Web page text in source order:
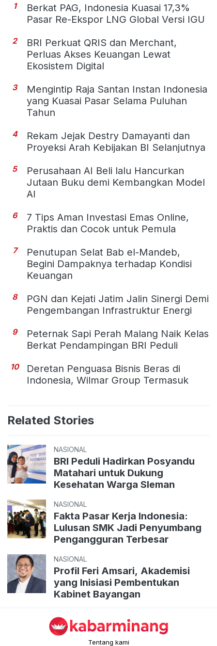
1
Berkat PAG, Indonesia Kuasai 17,3%
Pasar Re-Ekspor LNG Global Versi IGU
2
BRI Perkuat QRIS dan Merchant,
Perluas Akses Keuangan Lewat
Ekosistem Digital
3
Mengintip Raja Santan Instan Indonesia
yang Kuasai Pasar Selama Puluhan
Tahun
4
Rekam Jejak Destry Damayanti dan
Proyeksi Arah Kebijakan BI Selanjutnya
5
Perusahaan AI Beli lalu Hancurkan
Jutaan Buku demi Kembangkan Model
AI
6
7 Tips Aman Investasi Emas Online,
Praktis dan Cocok untuk Pemula
7
Penutupan Selat Bab el-Mandeb,
Begini Dampaknya terhadap Kondisi
Keuangan
8
PGN dan Kejati Jatim Jalin Sinergi Demi
Pengembangan Infrastruktur Energi
9
Peternak Sapi Perah Malang Naik Kelas
Berkat Pendampingan BRI Peduli
10
Deretan Penguasa Bisnis Beras di
Indonesia, Wilmar Group Termasuk
Related Stories
NASIONAL
BRI Peduli Hadirkan Posyandu
Matahari untuk Dukung
Kesehatan Warga Sleman
NASIONAL
Fakta Pasar Kerja Indonesia:
Lulusan SMK Jadi Penyumbang
Pengangguran Terbesar
NASIONAL
Profil Feri Amsari, Akademisi
yang Inisiasi Pembentukan
Kabinet Bayangan
Tentang kami